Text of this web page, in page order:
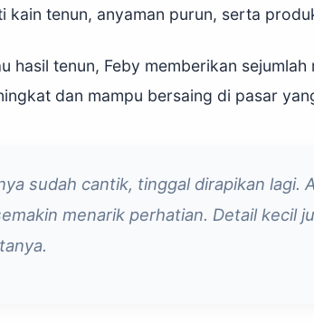
kain tenun, anyaman purun, serta
hasil tenun, Feby memberikan
dan mampu bersaing di pasar
sudah cantik, tinggal dirapikan lagi.
menarik perhatian. Detail kecil